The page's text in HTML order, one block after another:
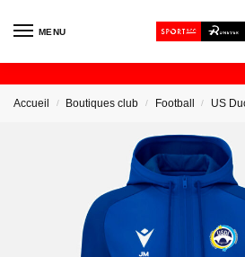
MENU
Accueil / Boutiques club / Football / US